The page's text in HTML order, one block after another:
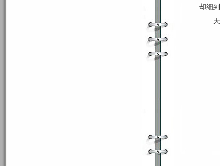
却细